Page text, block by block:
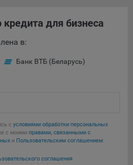
в части использования
почту Общества:
cookie-файлов не позволит
популярные страницы и
определять предпочтения
для бизнеса
в:
Банк ВТБ (Беларусь)
с условиями обработки персональных
с моими правами, связанными с
и Пользовательским соглашением:
соглашения